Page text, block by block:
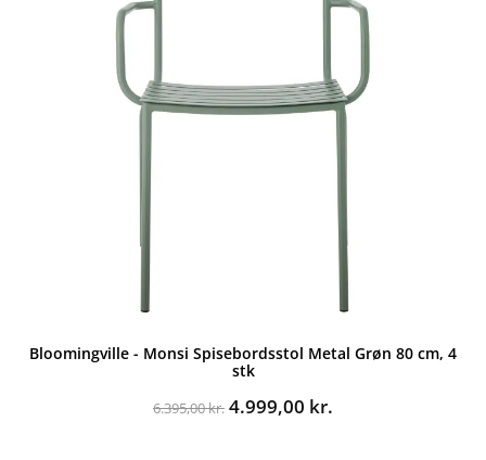
Bloomingville - Monsi Spisebordsstol Metal Grøn 80 cm, 4
stk
6.395,00kr. Den
4.999,00 kr.